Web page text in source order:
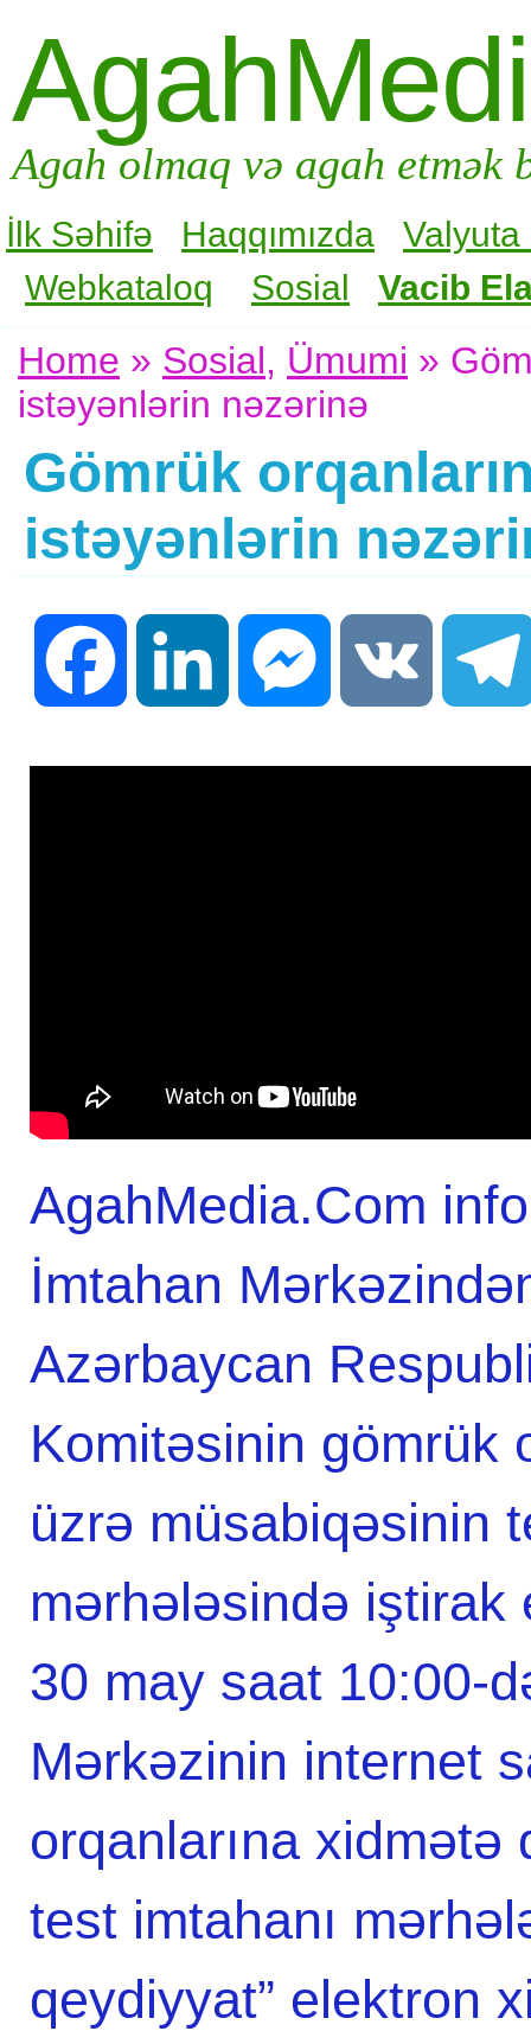
Agah olmaq və agah
İlk Səhifə Haqqımızda
Valyuta
Webkataloq
Sosial Vacib
Home » Sosial, Ümumi »
istəyənlərin nəzərinə
Gömrük
istəyənlərin
Facebook LinkedIn Messenger VK
AgahMedia.Com
İmtahan
Azərbaycan
Komitəsinin gömrük
üzrə müsabiqəsinin
mərhələsində
30 may saat 10:00-
Mərkəzinin internet
orqanlarına
test imtahanı
qeydiyyat” elektron